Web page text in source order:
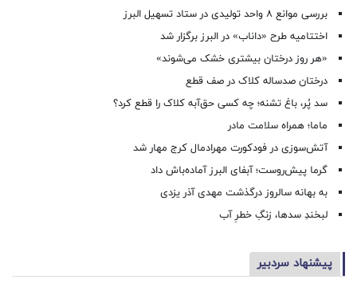
بررسی موانع ۸ واحد تولیدی در ستاد تسهیل البرز
اختتامیه طرح «داناب» در البرز برگزار شد
«هر روز درختان بیشتری خشک می‌شوند»
درختان صدساله کلاک در صف قطع
سد پُر، باغ تشنه؛ چه کسی حق‌آبه کلاک را قطع کرد؟
ماما؛ همراه سلامت مادر
آتش‌سوزی در فودکورت مهرادمال کرج مهار شد
گرما پیش‌روست؛ آبفای البرز آماده‌باش داد
به بهانه سالروز درگذشت مهدی آذر یزدی
لبخندِ سدها، زنگِ خطرِ آب
پیشنهاد سردبیر